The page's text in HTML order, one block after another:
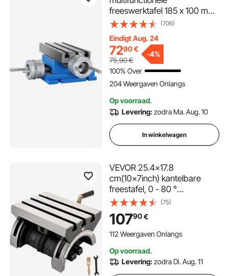
freeswerktafel 185 x 100 mm
freeswerktafel X 80 mm Y 75
tafelboormachine voor boor-
en freesmachines (MX-75)
(706)
Eindigt Aug. 24
7290€
75,90€
-4%
100% Over
204 Weergaven Onlangs
Op voorraad.
Levering:zodra Ma. Aug. 10
In winkelwagen
VEVOR 25.4x17.8
cm(10x7inch) kantelbare
freestafel, 0 - 80 °
verstelbare kantelhoekplaat
met 3 T-sleuven en een
verstelbare kruk, robuuste
kantelbare frees voor slijpen
(75)
10790€
112 Weergaven Onlangs
Op voorraad.
Levering:zodra Di. Aug. 11